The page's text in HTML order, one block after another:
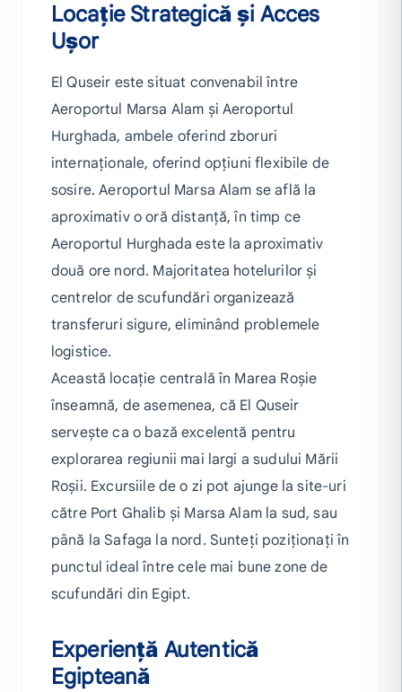
Locație Strategică și Acces
Ușor
El Quseir este situat convenabil între
Aeroportul Marsa Alam și Aeroportul
Hurghada, ambele oferind zboruri
internaționale, oferind opțiuni flexibile de
sosire. Aeroportul Marsa Alam se află la
aproximativ o oră distanță, în timp ce
Aeroportul Hurghada este la aproximativ
două ore nord. Majoritatea hotelurilor și
centrelor de scufundări organizează
transferuri sigure, eliminând problemele
logistice.
Această locație centrală în Marea Roșie
înseamnă, de asemenea, că El Quseir
servește ca o bază excelentă pentru
explorarea regiunii mai largi a sudului Mării
Roșii. Excursiile de o zi pot ajunge la site-uri
către Port Ghalib și Marsa Alam la sud, sau
până la Safaga la nord. Sunteți poziționați în
punctul ideal între cele mai bune zone de
scufundări din Egipt.
Experiență Autentică
Egipteană